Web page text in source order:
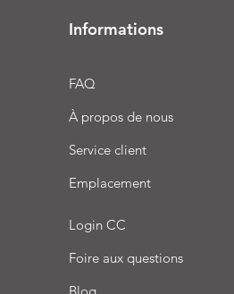
Informations
FAQ
À propos de nous
Service client
Emplacement
Login CC
Foire aux questions